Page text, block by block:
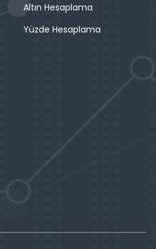
Altın Hesaplama
Yüzde Hesaplama